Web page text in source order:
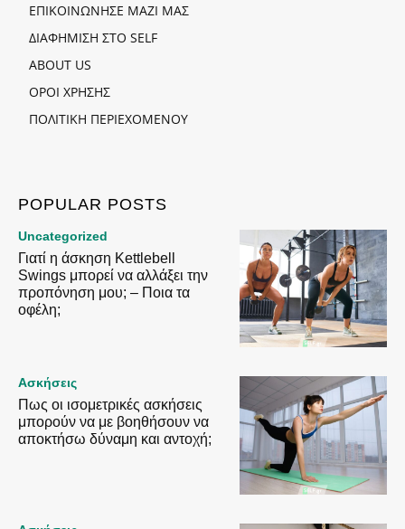
ΕΠΙΚΟΙΝΩΝΗΣΕ ΜΑΖΙ ΜΑΣ
ΔΙΑΦΗΜΙΣΗ ΣΤΟ SELF
ABOUT US
ΟΡΟΙ ΧΡΗΣΗΣ
ΠΟΛΙΤΙΚΗ ΠΕΡΙΕΧΟΜΕΝΟΥ
POPULAR POSTS
Uncategorized
Γιατί η άσκηση Kettlebell
Swings μπορεί να αλλάξει την
προπόνηση μου; – Ποια τα
οφέλη;
Ασκήσεις
Πως οι ισομετρικές ασκήσεις
μπορούν να με βοηθήσουν να
αποκτήσω δύναμη και αντοχή;